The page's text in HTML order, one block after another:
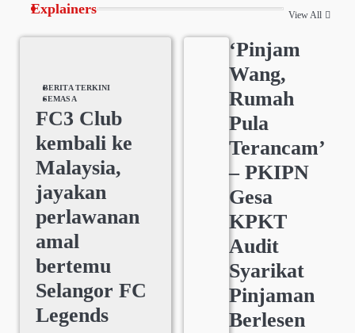
Explainers View All
BERITA TERKINI
SEMASA
FC3 Club
kembali ke
Malaysia,
jayakan
perlawanan
amal
bertemu
Selangor FC
Legends
‘Pinjam
Wang,
Rumah
Pula
Terancam’
– PKIPN
Gesa
KPKT
Audit
Syarikat
Pinjaman
Berlesen